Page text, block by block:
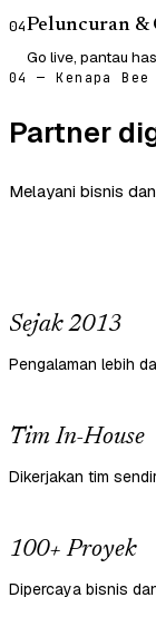
04Peluncuran &
Go live, pantau
04 — Kenapa Bee
Partner
Melayani bisnis
Sejak 2013
Pengalaman lebih
Tim In-House
Dikerjakan tim
100+ Proyek
Dipercaya bisnis